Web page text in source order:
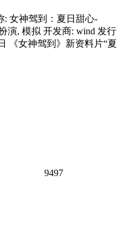
: 女神驾到：夏日甜心-
演, 模拟 开发商: wind 发行
《女神驾到》新资料片“夏
9497